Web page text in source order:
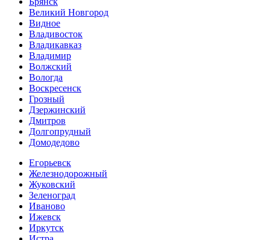
Великий Новгород
Видное
Владивосток
Владикавказ
Владимир
Волжский
Вологда
Воскресенск
Грозный
Дзержинский
Дмитров
Долгопрудный
Домодедово
Егорьевск
Железнодорожный
Жуковский
Зеленоград
Иваново
Ижевск
Иркутск